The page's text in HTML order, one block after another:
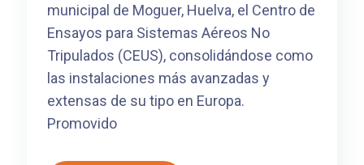
municipal de Moguer, Huelva, el Centro de
Ensayos para Sistemas Aéreos No
Tripulados (CEUS), consolidándose como
las instalaciones más avanzadas y
extensas de su tipo en Europa.
Promovido